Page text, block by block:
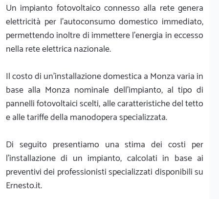
Un impianto fotovoltaico connesso alla rete genera
elettricità per l'autoconsumo domestico immediato,
permettendo inoltre di immettere l'energia in eccesso
nella rete elettrica nazionale.
Il costo di un'installazione domestica a Monza varia in
base alla Monza nominale dell'impianto, al tipo di
pannelli fotovoltaici scelti, alle caratteristiche del tetto
e alle tariffe della manodopera specializzata.
Di seguito presentiamo una stima dei costi per
l'installazione di un impianto, calcolati in base ai
preventivi dei professionisti specializzati disponibili su
Ernesto.it.